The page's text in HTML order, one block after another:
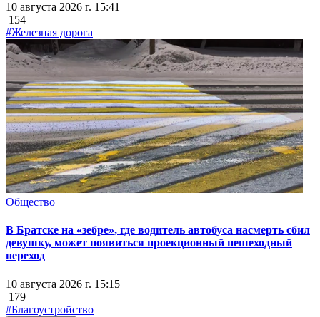
10 августа 2026 г. 15:41
154
#Железная дорога
Общество
В Братске на «зебре», где водитель автобуса насмерть сбил
девушку, может появиться проекционный пешеходный
переход
10 августа 2026 г. 15:15
179
#Благоустройство